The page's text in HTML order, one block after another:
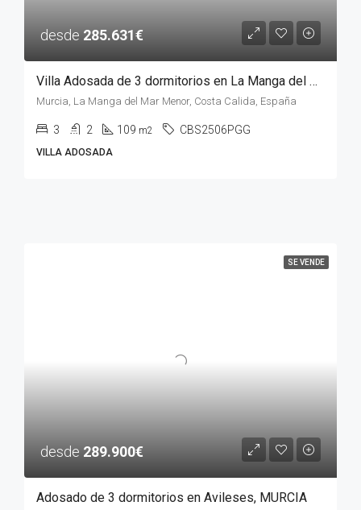
desde 285.631€
Villa Adosada de 3 dormitorios en La Manga del Mar Menor, MURCIA
Murcia, La Manga del Mar Menor, Costa Calida, España
3 2 109 m2 CBS2506PGG
VILLA ADOSADA
SE VENDE
desde 289.900€
Adosado de 3 dormitorios en Avileses, MURCIA